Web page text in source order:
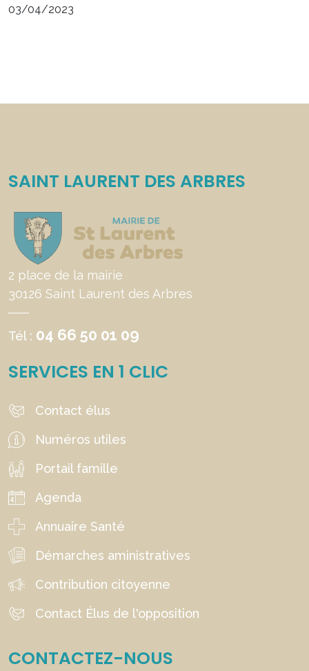
03/04/2023
SAINT LAURENT DES ARBRES
2 place de la mairie
30126 Saint Laurent des Arbres
Tél : 04 66 50 01 09
SERVICES EN 1 CLIC
Contact élus
Numéros utiles
Portail famille
Agenda
Annuaire Santé
Démarches aministratives
Contribution citoyenne
Contact Élus de l'opposition
CONTACTEZ-NOUS